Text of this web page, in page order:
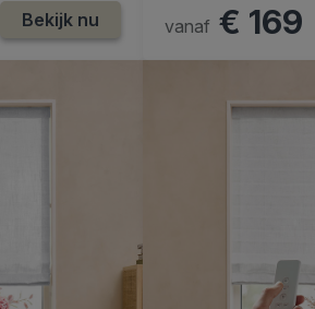
Bekijk nu vanaf € 169